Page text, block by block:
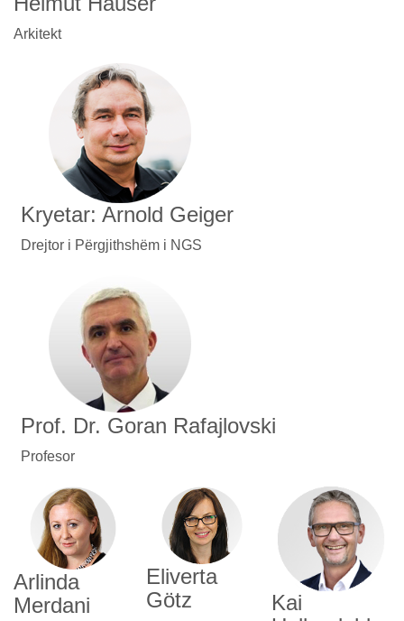
Arkitekt
Kryetar: Arnold Geiger
Drejtor i Përgjithshëm i NGS
Prof. Dr. Goran Rafajlovski
Profesor
Arlinda
Merdani
Eliverta
Götz
Kai